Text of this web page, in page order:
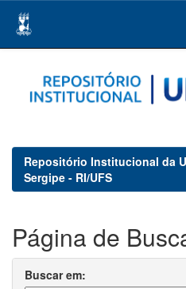
navigation
Repositório Institucional da
Sergipe - RI/UFS
Página de
Buscar em: